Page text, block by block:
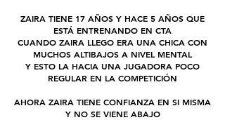
ZAIRA TIENE 17 AÑOS Y HACE 5 AÑOS QUE
ESTÁ ENTRENANDO EN CTA
CUANDO ZAIRA LLEGO ERA UNA CHICA CON
MUCHOS ALTIBAJOS A NIVEL MENTAL
Y ESTO LA HACIA UNA JUGADORA POCO
REGULAR EN LA COMPETICIÓN
AHORA ZAIRA TIENE CONFIANZA EN SI MISMA
Y NO SE VIENE ABAJO